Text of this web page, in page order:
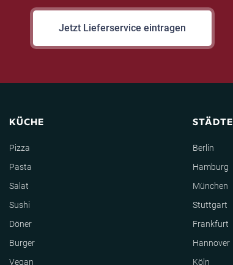
Jetzt Lieferservice eintragen
KÜCHE
Pizza
Pasta
Salat
Sushi
Döner
Burger
Vegan
STÄDTE
Berlin
Hamburg
München
Stuttgart
Frankfurt
Hannover
Köln